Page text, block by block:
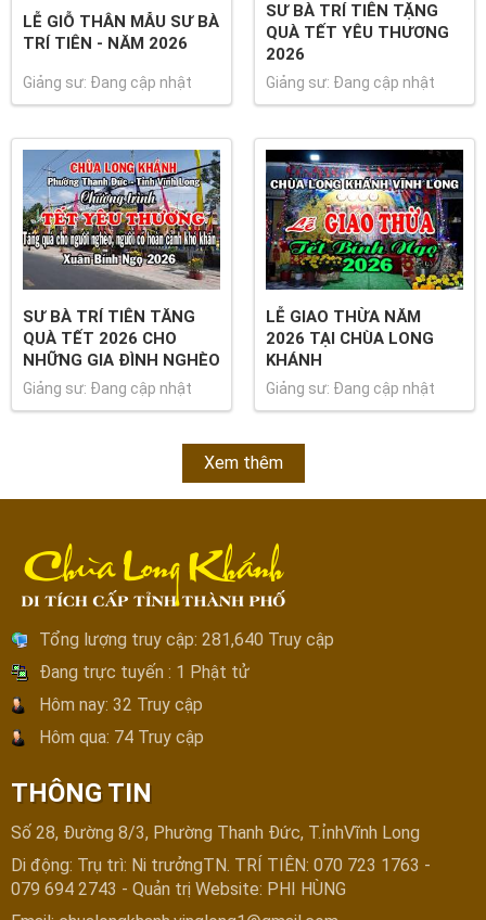
LỄ GIỖ THÂN MẪU SƯ BÀ
TRÍ TIÊN - NĂM 2026
Giảng sư: Đang cập nhật
SƯ BÀ TRÍ TIÊN TẶNG
QUÀ TẾT YÊU THƯƠNG
2026
Giảng sư: Đang cập nhật
SƯ BÀ TRÍ TIÊN TĂNG
QUÀ TẾT 2026 CHO
NHỮNG GIA ĐÌNH NGHÈO
Giảng sư: Đang cập nhật
LỄ GIAO THỪA NĂM
2026 TẠI CHÙA LONG
KHÁNH
Giảng sư: Đang cập nhật
Xem thêm
Tổng lượng truy cập: 281,640 Truy cập
Đang trực tuyến : 1 Phật tử
Hôm nay: 32 Truy cập
Hôm qua: 74 Truy cập
THÔNG TIN
Số 28, Đường 8/3, Phường Thanh Đức, T.ỉnhVĩnh Long
Di động: Trụ trì: Ni trưởngTN. TRÍ TIÊN: 070 723 1763 -
079 694 2743 - Quản trị Website: PHI HÙNG